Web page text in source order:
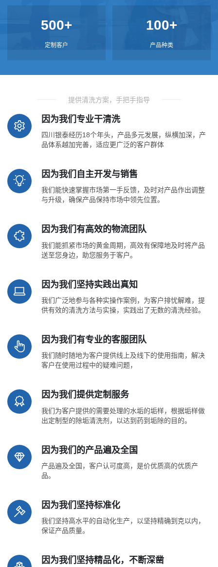
500+
定制客户
100+
产品种类
提供清洗方案，手把手指导
因为我们专业干清洗
四川银泰经历18个年头，产品多元发展，纵横加深，产
品体系越加完善，适应更广泛的客户群体
因为我们自主开发与销售
我们能快速掌握市场第一手反馈，及时对产品作出调整
与升级，确保产品保持市场中领先位置。
因为我们有高效的物流团队
我们能抓紧市场的黄金周期，高效有保障地及时将产品
送至您身边，助您服务于客户。
因为我们坚持实践出真知
我们广泛地参与各种实操作案例，为客户排忧解难，提
供有效的清洗方法与实操，实践出了无数的清洗经验。
因为我们有专业的客服团队
我们随时随地为客户提供线上及线下的使用指南，解决
客户在使用过程中的疑难问题，
因为我们提供定制服务
我们为客户提供的需要处理的水垢的垢样，根据垢样做
出定制型的除垢清洗剂，以达到药到垢除的目的。
因为我们的产品遍及全国
产品遍及全国，客户认可度高，是价优质高的优质产
品。
因为我们坚持标准化
我们坚持高水平的自动化生产，以坚持精确到克以内，
保证产品质量。
因为我们坚持精品化，不断深凿